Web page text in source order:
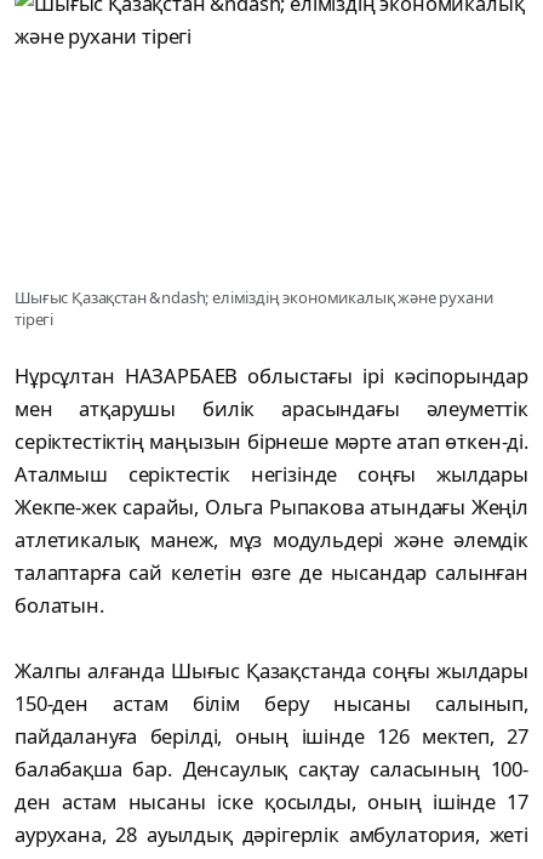
Шығыс Қазақстан &ndash; еліміздің экономикалық және рухани
тірегі
Нұрсұлтан НАЗАРБАЕВ облыстағы ірі кәсіпорындар
мен атқарушы билік арасындағы әлеуметтік
серіктестіктің маңызын бірнеше мәрте атап өткен-ді.
Аталмыш серіктестік негізінде соңғы жылдары
Жекпе-жек сарайы, Ольга Рыпакова атындағы Жеңіл
атлетикалық манеж, мұз модульдері және әлемдік
талаптарға сай келетін өзге де нысандар салынған
болатын.
Жалпы алғанда Шығыс Қазақстанда соңғы жылдары
150-ден астам білім беру нысаны салынып,
пайдалануға берілді, оның ішінде 126 мектеп, 27
балабақша бар. Денсаулық сақтау саласының 100-
ден астам нысаны іске қосылды, оның ішінде 17
аурухана, 28 ауылдық дәрігерлік амбулатория, жеті